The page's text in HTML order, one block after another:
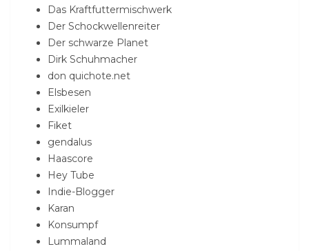
Das Kraftfuttermischwerk
Der Schockwellenreiter
Der schwarze Planet
Dirk Schuhmacher
don quichote.net
Elsbesen
Exilkieler
Fiket
gendalus
Haascore
Hey Tube
Indie-Blogger
Karan
Konsumpf
Lummaland